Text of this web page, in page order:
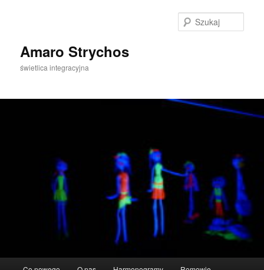
Amaro Strychos
świetlica integracyjna